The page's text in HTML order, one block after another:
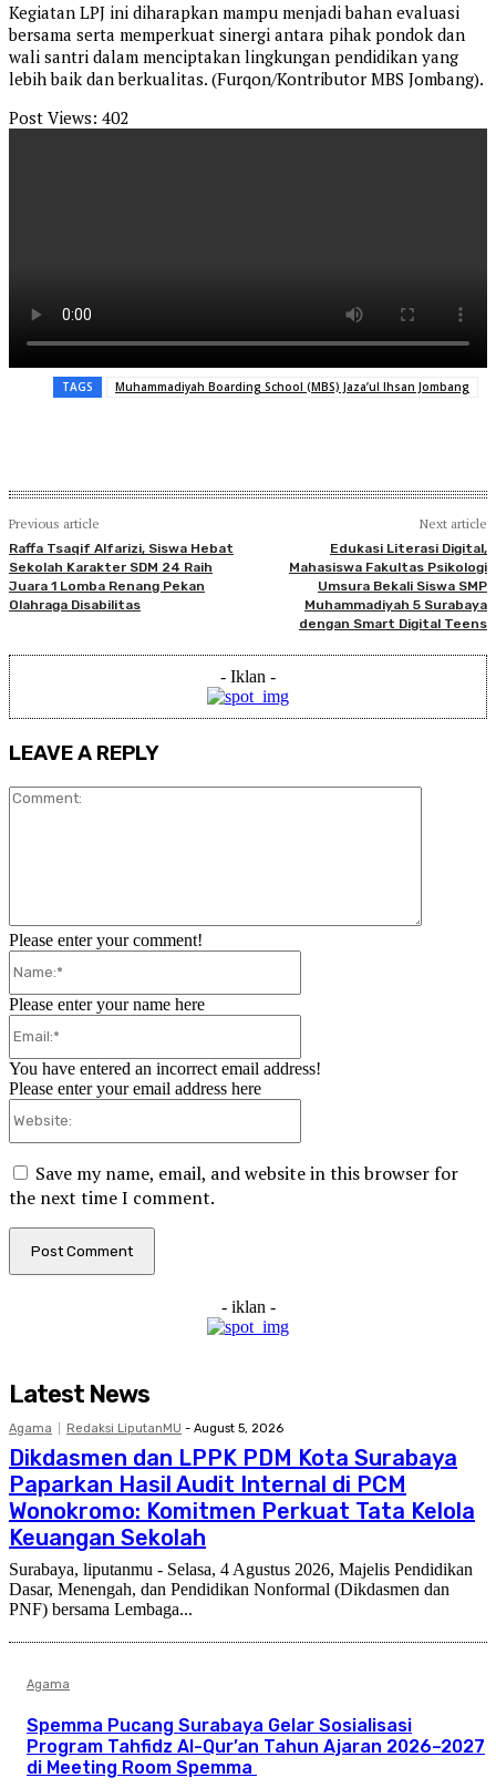
Kegiatan LPJ ini diharapkan mampu menjadi bahan evaluasi
bersama serta memperkuat sinergi antara pihak pondok dan
wali santri dalam menciptakan lingkungan pendidikan yang
lebih baik dan berkualitas. (Furqon/Kontributor MBS Jombang).
Post Views: 402
TAGS Muhammadiyah Boarding School (MBS) Jaza’ul Ihsan Jombang
Previous article
Raffa Tsaqif Alfarizi, Siswa Hebat
Sekolah Karakter SDM 24 Raih
Juara 1 Lomba Renang Pekan
Olahraga Disabilitas
Next article
Edukasi Literasi Digital,
Mahasiswa Fakultas Psikologi
Umsura Bekali Siswa SMP
Muhammadiyah 5 Surabaya
dengan Smart Digital Teens
- Iklan -
LEAVE A REPLY
Please enter your comment!
Please enter your name here
You have entered an incorrect email address!
Please enter your email address here
Save my name, email, and website in this browser for
the next time I comment.
- iklan -
Latest News
Agama Redaksi LiputanMU - August 5, 2026
Dikdasmen dan LPPK PDM Kota Surabaya
Paparkan Hasil Audit Internal di PCM
Wonokromo: Komitmen Perkuat Tata Kelola
Keuangan Sekolah
Surabaya, liputanmu - Selasa, 4 Agustus 2026, Majelis Pendidikan
Dasar, Menengah, dan Pendidikan Nonformal (Dikdasmen dan
PNF) bersama Lembaga...
Agama
Spemma Pucang Surabaya Gelar Sosialisasi
Program Tahfidz Al-Qur’an Tahun Ajaran 2026–2027
di Meeting Room Spemma